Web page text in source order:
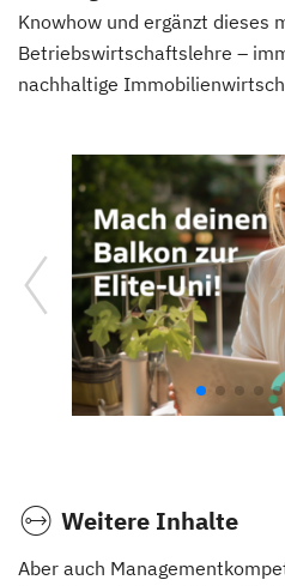
Knowhow und ergänzt dieses
Betriebswirtschaftslehre –
nachhaltige
Weitere Inhalte
Aber auch